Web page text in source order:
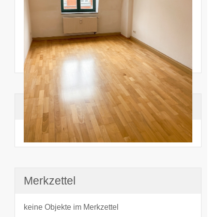
Suchhistorie
noch nichts angesehen
Merkzettel
keine Objekte im Merkzettel